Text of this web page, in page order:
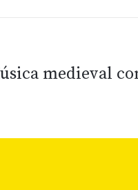
medieval